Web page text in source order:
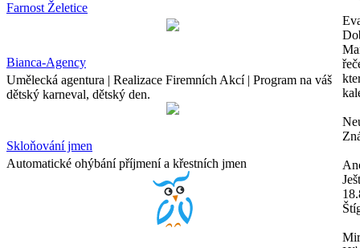
Farnost Želetice
Bianca-Agency
Umělecká agentura | Realizace Firemních Akcí | Program na váš
dětský karneval, dětský den.
Skloňování jmen
Automatické ohýbání příjmení a křestních jmen